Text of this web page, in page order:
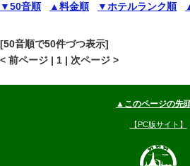
▼50音順
▲料金順 ▼ホテルランク順
[50音順で50件づつ表示]
< 前ページ | 1 | 次ページ >
▲このページの先
【PC版サイト】